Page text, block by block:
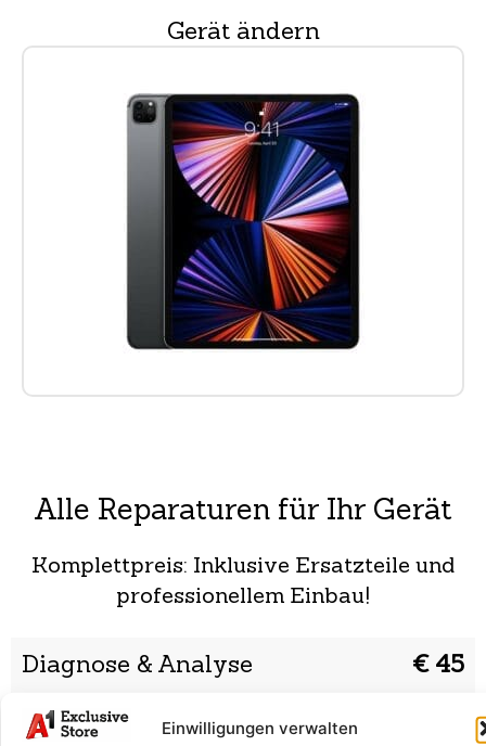
Einwilligungen verwalten
Gerät ändern
Alle Reparaturen für Ihr Gerät
Komplettpreis: Inklusive Ersatzteile und
professionellem Einbau!
Diagnose & Analyse € 45
Ursache. Danach erhältst du eine Reparaturempfehlung.